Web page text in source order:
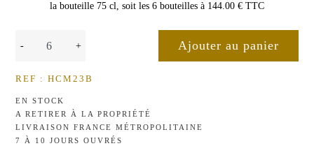
la bouteille 75 cl, soit les 6 bouteilles à 144.00 € TTC
- +
REF : HCM23B
EN STOCK
A RETIRER À LA PROPRIÉTÉ
LIVRAISON FRANCE MÉTROPOLITAINE
7 À 10 JOURS OUVRÉS